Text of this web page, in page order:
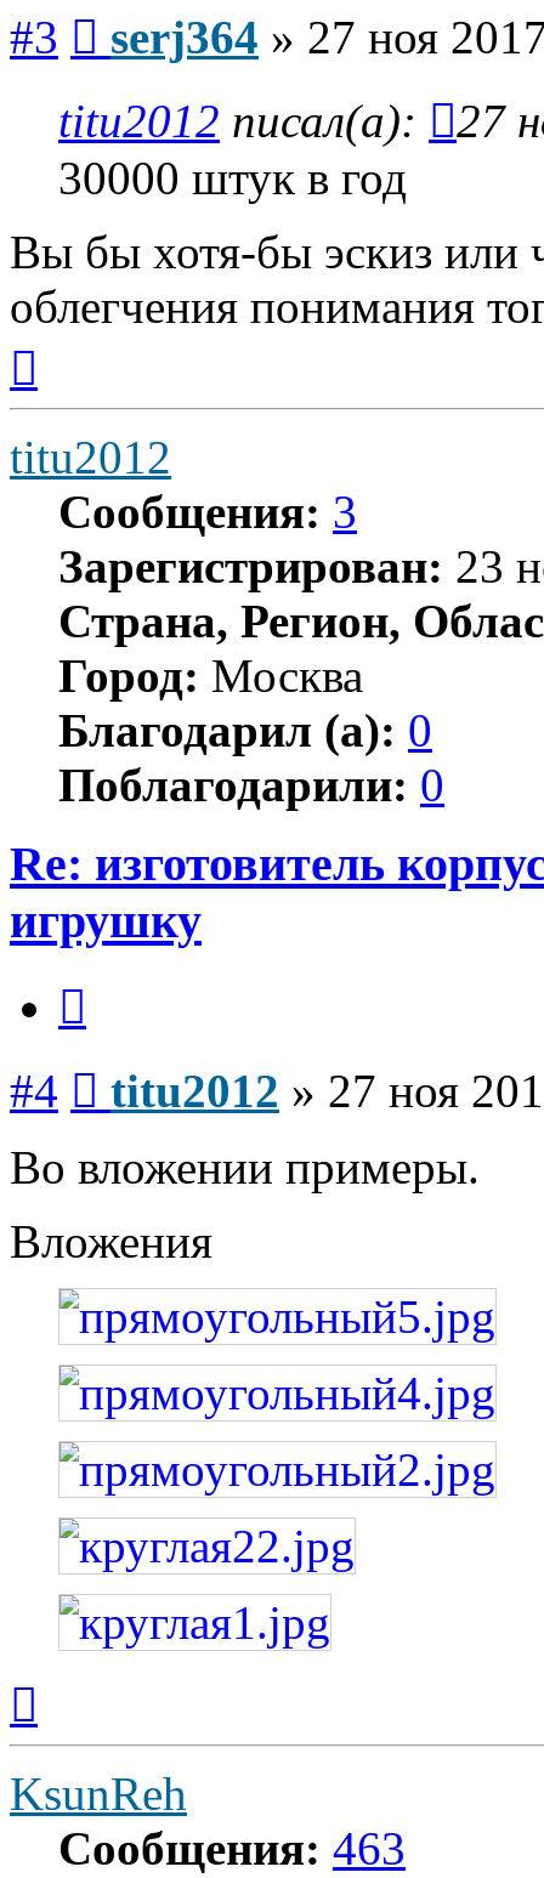
#3 serj364 » 27 ноя
titu2012 писал(а):
27
30000 штук в год
Вы бы хотя-бы эскиз или
облегчения понимания
началу
titu2012
Сообщения: 3
Зарегистрирован: 23
Страна, Регион,
Город: Москва
Благодарил (а): 0
Поблагодарили: 0
Re: изготовитель
игрушку
#4 titu2012 » 27 ноя
Во вложении примеры.
Вложения
началу
KsunReh
Сообщения: 463